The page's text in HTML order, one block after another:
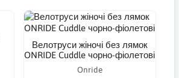
Велотруси жіночі без лямок
ONRIDE Cuddle чорно-фіолетові
Onride